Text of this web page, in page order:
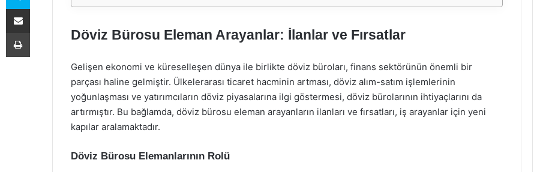
Döviz Bürosu Eleman Arayanlar: İlanlar ve Fırsatlar
Gelişen ekonomi ve küreselleşen dünya ile birlikte döviz büroları, finans sektörünün önemli bir
parçası haline gelmiştir. Ülkelerarası ticaret hacminin artması, döviz alım-satım işlemlerinin
yoğunlaşması ve yatırımcıların döviz piyasalarına ilgi göstermesi, döviz bürolarının ihtiyaçlarını da
artırmıştır. Bu bağlamda, döviz bürosu eleman arayanların ilanları ve fırsatları, iş arayanlar için yeni
kapılar aralamaktadır.
Döviz Bürosu Elemanlarının Rolü
E-Posta ile paylaş